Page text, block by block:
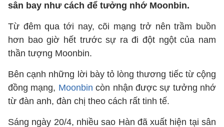
sân bay như cách để tưởng nhớ Moonbin.
Từ đêm qua tới nay, cõi mạng trở nên trầm buồn
hơn bao giờ hết trước sự ra đi đột ngột của nam
thần tượng Moonbin.
Bên cạnh những lời bày tỏ lòng thương tiếc từ cộng
đồng mạng, Moonbin còn nhận được sự tưởng nhớ
từ đàn anh, đàn chị theo cách rất tinh tế.
Sáng ngày 20/4, nhiều sao Hàn đã xuất hiện tại sân